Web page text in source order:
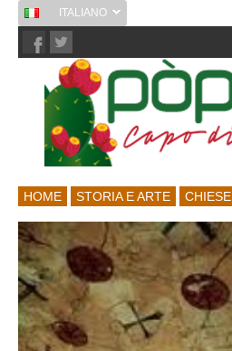
ITALIANO
HOME STORIA E ARTE CHIESE